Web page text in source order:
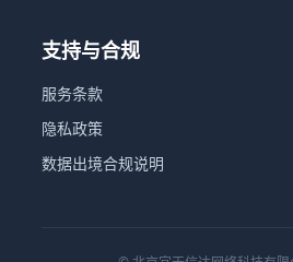
支持与合规
服务条款
隐私政策
数据出境合规说明